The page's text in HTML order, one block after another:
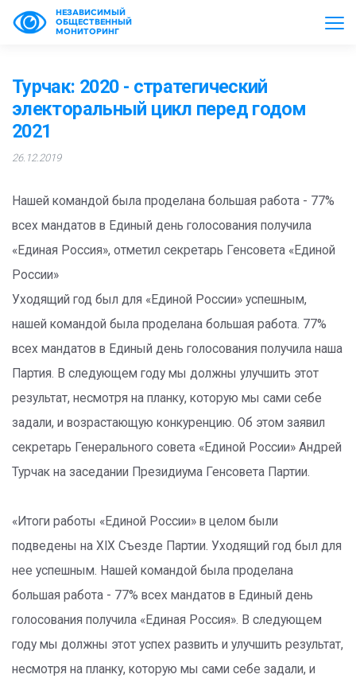
НЕЗАВИСИМЫЙ
ОБЩЕСТВЕННЫЙ
МОНИТОРИНГ
Турчак: 2020 - стратегический
электоральный цикл перед годом
2021
26.12.2019
Нашей командой была проделана большая работа - 77%
всех мандатов в Единый день голосования получила
«Единая Россия», отметил секретарь Генсовета «Единой
России»
Уходящий год был для «Единой России» успешным,
нашей командой была проделана большая работа. 77%
всех мандатов в Единый день голосования получила наша
Партия. В следующем году мы должны улучшить этот
результат, несмотря на планку, которую мы сами себе
задали, и возрастающую конкуренцию. Об этом заявил
секретарь Генерального совета «Единой России» Андрей
Турчак на заседании Президиума Генсовета Партии.
«Итоги работы «Единой России» в целом были
подведены на XIX Съезде Партии. Уходящий год был для
нее успешным. Нашей командой была проделана
большая работа - 77% всех мандатов в Единый день
голосования получила «Единая Россия». В следующем
году мы должны этот успех развить и улучшить результат,
несмотря на планку, которую мы сами себе задали, и